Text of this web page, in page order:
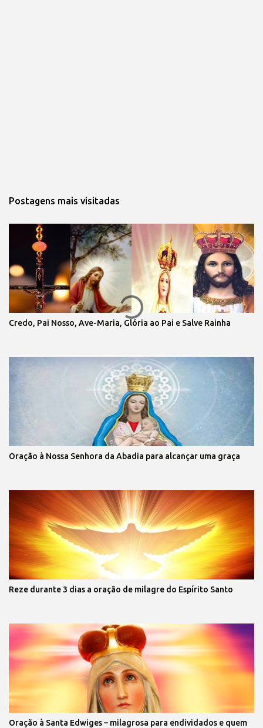
Postagens mais visitadas
Credo, Pai Nosso, Ave-Maria, Glória ao Pai e Salve Rainha
Oração à Nossa Senhora da Abadia para alcançar uma graça
Reze durante 3 dias a oração de milagre do Espírito Santo
Oração à Santa Edwiges – milagrosa para endividados e quem